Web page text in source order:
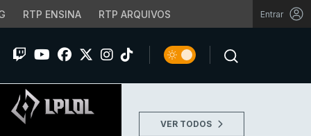
RTP ENSINA RTP ARQUIVOS Entrar
VER TODOS